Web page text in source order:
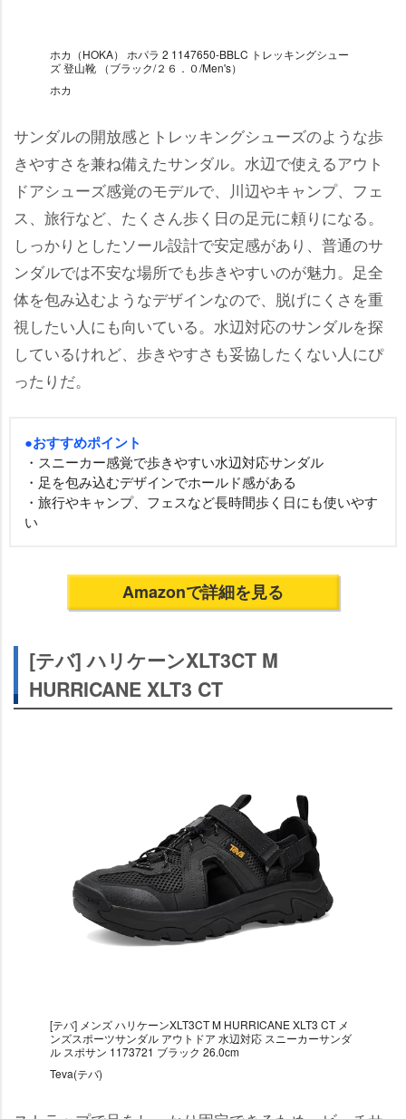
ホカ（HOKA） ホパラ 2 1147650-BBLC トレッキングシュー
ズ 登山靴 （ブラック/２６．０/Men's）
ホカ
サンダルの開放感とトレッキングシューズのような歩
きやすさを兼ね備えたサンダル。水辺で使えるアウト
ドアシューズ感覚のモデルで、川辺やキャンプ、フェ
ス、旅行など、たくさん歩く日の足元に頼りになる。
しっかりとしたソール設計で安定感があり、普通のサ
ンダルでは不安な場所でも歩きやすいのが魅力。足全
体を包み込むようなデザインなので、脱げにくさを重
視したい人にも向いている。水辺対応のサンダルを探
しているけれど、歩きやすさも妥協したくない人にぴ
ったりだ。
●おすすめポイント
・スニーカー感覚で歩きやすい水辺対応サンダル
・足を包み込むデザインでホールド感がある
・旅行やキャンプ、フェスなど長時間歩く日にも使いやす
い
Amazonで詳細を見る
[テバ] ハリケーンXLT3CT M
HURRICANE XLT3 CT
[テバ] メンズ ハリケーンXLT3CT M HURRICANE XLT3 CT メ
ンズスポーツサンダル アウトドア 水辺対応 スニーカーサンダ
ル スポサン 1173721 ブラック 26.0cm
Teva(テバ)